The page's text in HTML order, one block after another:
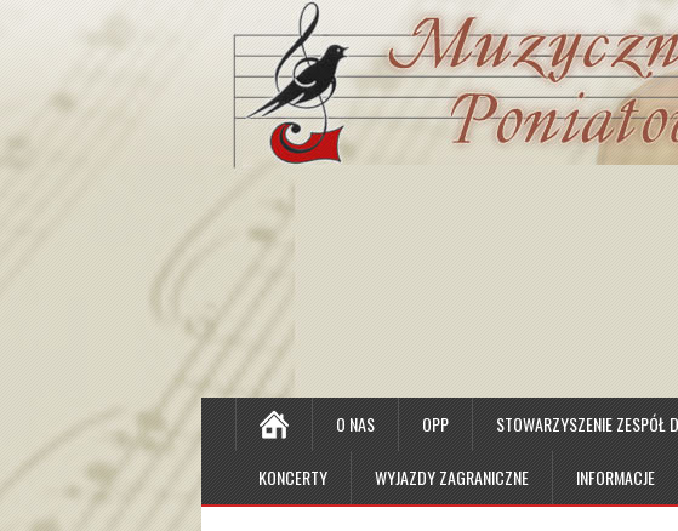
O NAS OPP STOWARZYSZENIE ZESPÓŁ
KONCERTY WYJAZDY ZAGRANICZNE INFORMACJE